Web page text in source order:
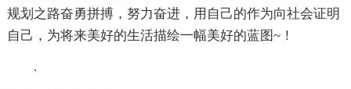
规划之路奋勇拼搏，努力奋进，用自己的作为向社会证明
自己，为将来美好的生活描绘一幅美好的蓝图~！
.